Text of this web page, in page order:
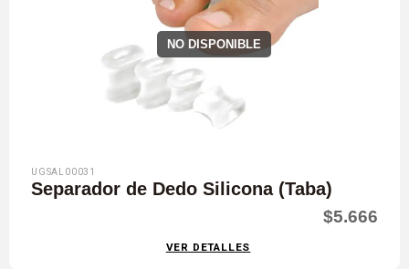
NO DISPONIBLE
UGSAL00031
Separador de Dedo Silicona (Taba)
$5.666
VER DETALLES